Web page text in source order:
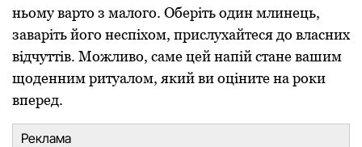
ньому варто з малого. Оберіть один млинець,
заваріть його неспіхом, прислухайтеся до власних
відчуттів. Можливо, саме цей напій стане вашим
щоденним ритуалом, який ви оціните на роки
вперед.
Реклама